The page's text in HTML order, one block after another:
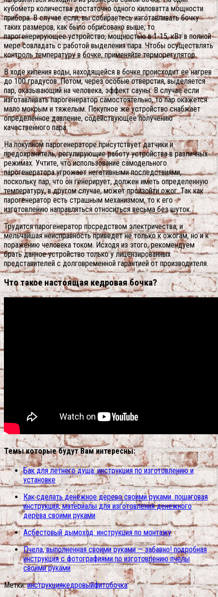
кубометр количества достаточно одного киловатта мощности
прибора. В случае если, вы собираетесь изготавливать бочку
таких размеров, как было обрисовано выше, то
парогенерирующее устройство, мощностью в 1-15, кВт в полной
мере совладать с работой выделения пара. Чтобы осуществлять
контроль температуру в бочке, применяйте терморегулятор.
В ходе кипения воды, находящейся в бочке происходит ее нагрев
до 100 градусов. Потом, через особые отверстия, выделяется
пар, оказывающий на человека, эффект сауны. В случае если
изготавливать парогенератор самостоятельно, то пар окажется
мало мокрым и тяжелым. Покупное же устройство снабжает
определенное давление, содействующее получению
качественного пара.
На покупном парогенераторе присутствует датчики и
предохранитель, регулирующие работу устройства в различных
режимах. Учтите, что использование самодельного
парогенератора угрожает негативными последствиями,
поскольку пар, что он генерирует, должен иметь определенную
температуру, в другом случае, может произойти ожог. Так как
парогенератор есть страшным механизмом, то к его
изготовлению направляться относиться весьма без шуток.
Трудится парогенератор посредством электричества, и
мельчайшая неисправность приведет не только к ожогам, но и к
поражению человека током. Исходя из этого, рекомендуем
брать данное устройство только у лицензированных
представителей с долговременной гарантией от производителя.
Что такое настоящая кедровая бочка?
Темы которые будут Вам интересны:
Бак для летнего душа: инструкция по изготовлению и
установке
Как сделать денежное дерево своими руками. пошаговая
инструкция, материалы для изготовления денежного
дерева своими руками
Асбестовый дымоход: инструкция по монтажу
Пчела, выполненная своими руками — забавно! подробная
инструкция с фотографиями по изготовлению пчелы
своими руками
Метки: инструкциякедровыйфитобочка